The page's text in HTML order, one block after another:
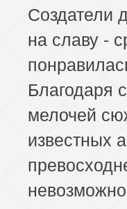
Создатели
на славу -
Благодаря
мелочей
известных